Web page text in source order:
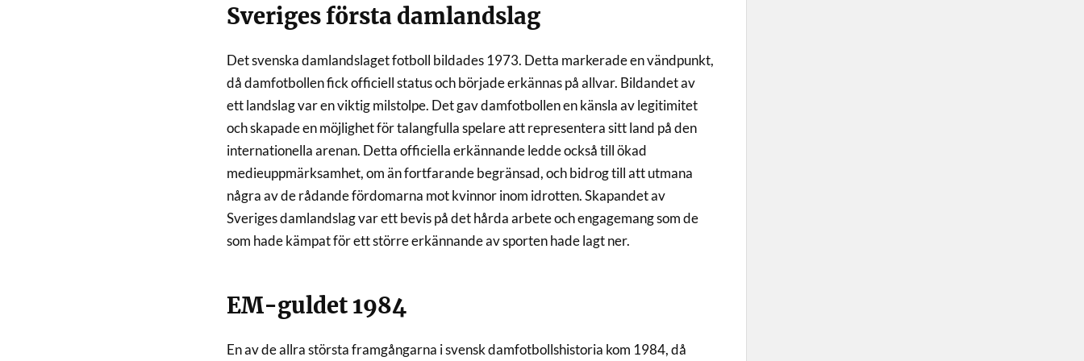
Sveriges första damlandslag
Det svenska damlandslaget fotboll bildades 1973. Detta markerade en vändpunkt,
då damfotbollen fick officiell status och började erkännas på allvar. Bildandet av
ett landslag var en viktig milstolpe. Det gav damfotbollen en känsla av legitimitet
och skapade en möjlighet för talangfulla spelare att representera sitt land på den
internationella arenan. Detta officiella erkännande ledde också till ökad
medieuppmärksamhet, om än fortfarande begränsad, och bidrog till att utmana
några av de rådande fördomarna mot kvinnor inom idrotten. Skapandet av
Sveriges damlandslag var ett bevis på det hårda arbete och engagemang som de
som hade kämpat för ett större erkännande av sporten hade lagt ner.
EM-guldet 1984
En av de allra största framgångarna i svensk damfotbollshistoria kom 1984, då